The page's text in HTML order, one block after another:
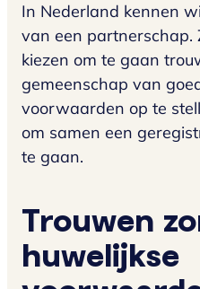
In Nederland kennen
van een partnerschap.
kiezen om te gaan
gemeenschap van
voorwaarden op te
om samen een
te gaan.
Trouwen
huwelijkse